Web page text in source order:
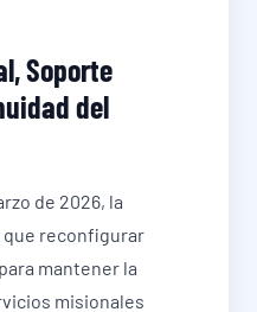
Soporte
del
de 2026, la
que reconfigurar
mantener la
misionales